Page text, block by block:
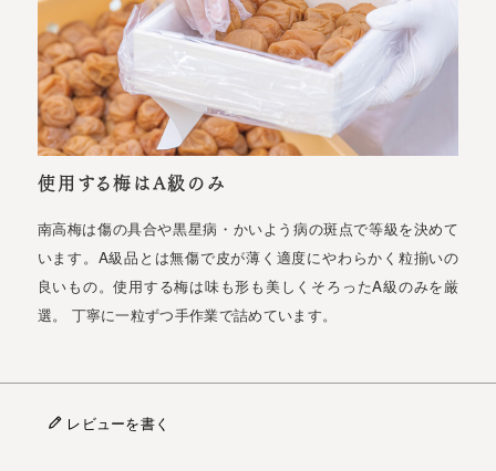
使用する梅はA級のみ
南高梅は傷の具合や黒星病・かいよう病の斑点で等級を決めて
います。A級品とは無傷で皮が薄く適度にやわらかく粒揃いの
良いもの。使用する梅は味も形も美しくそろったA級のみを厳
選。 丁寧に一粒ずつ手作業で詰めています。
レビューを書く